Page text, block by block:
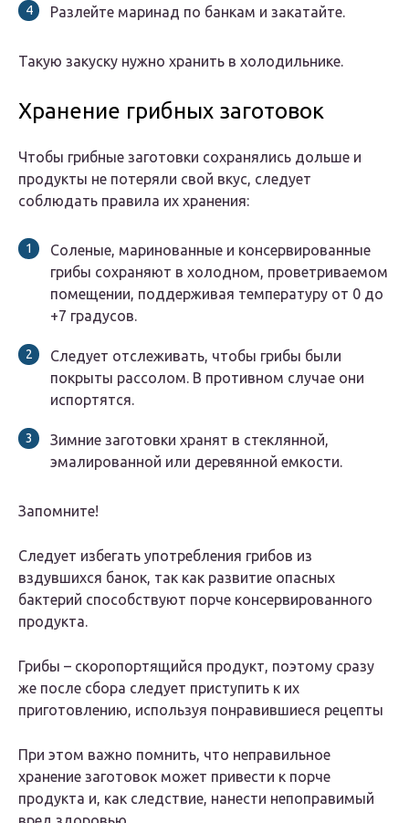
Разлейте маринад по банкам и закатайте.
Такую закуску нужно хранить в холодильнике.
Хранение грибных заготовок
Чтобы грибные заготовки сохранялись дольше и
продукты не потеряли свой вкус, следует
соблюдать правила их хранения:
Соленые, маринованные и консервированные
грибы сохраняют в холодном, проветриваемом
помещении, поддерживая температуру от 0 до
+7 градусов.
Следует отслеживать, чтобы грибы были
покрыты рассолом. В противном случае они
испортятся.
Зимние заготовки хранят в стеклянной,
эмалированной или деревянной емкости.
Запомните!
Следует избегать употребления грибов из
вздувшихся банок, так как развитие опасных
бактерий способствуют порче консервированного
продукта.
Грибы – скоропортящийся продукт, поэтому сразу
же после сбора следует приступить к их
приготовлению, используя понравившиеся рецепты
При этом важно помнить, что неправильное
хранение заготовок может привести к порче
продукта и, как следствие, нанести непоправимый